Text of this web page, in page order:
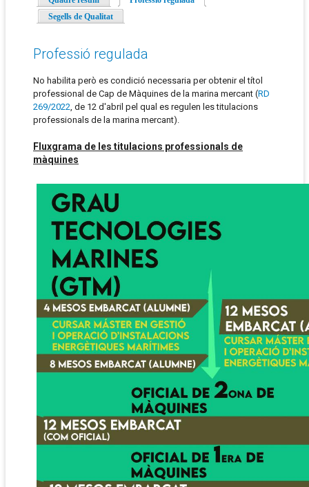
Segells de Qualitat
Professió regulada
No habilita però es condició necessaria per obtenir el títol
professional de Cap de Màquines de la marina mercant (RD
269/2022, de 12 d'abril pel qual es regulen les titulacions
professionals de la marina mercant).
Fluxgrama de les titulacions professionals de
màquines